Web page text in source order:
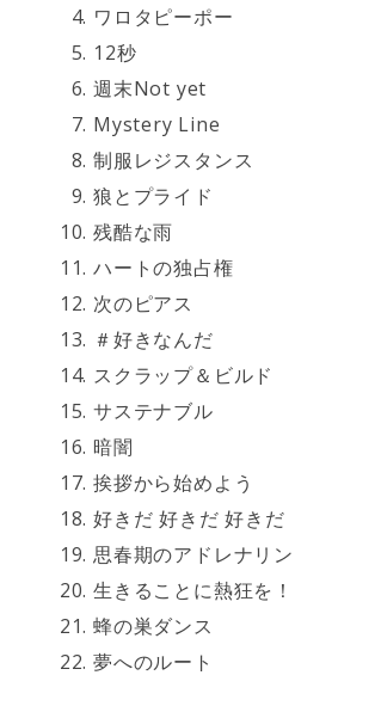
ワロタピーポー
12秒
週末Not yet
Mystery Line
制服レジスタンス
狼とプライド
残酷な雨
ハートの独占権
次のピアス
＃好きなんだ
スクラップ＆ビルド
サステナブル
暗闇
挨拶から始めよう
好きだ 好きだ 好きだ
思春期のアドレナリン
生きることに熱狂を！
蜂の巣ダンス
夢へのルート